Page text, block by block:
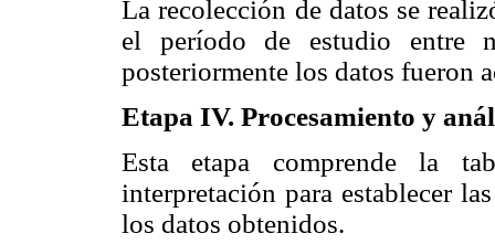
La recolección de datos se
el período de estudio entre
posteriormente los datos fueron
Etapa IV. Procesamiento y
Esta etapa comprende la
interpretación para establecer
los datos obtenidos.